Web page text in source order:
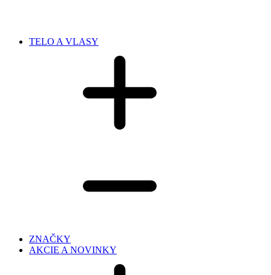
TELO A VLASY
ZNAČKY
AKCIE A NOVINKY